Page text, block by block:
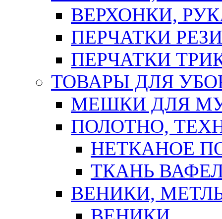
ВЕРХОНКИ,
ПЕРЧАТКИ
ПЕРЧАТКИ
ТОВАРЫ ДЛЯ
МЕШКИ ДЛЯ
ПОЛОТНО,
НЕТКАНОЕ
ТКАНЬ
ВЕНИКИ,